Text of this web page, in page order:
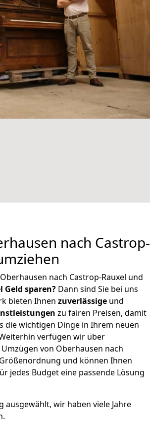
nach Castrop-
nach Castrop-Rauxel und
Geld sparen? Dann sind Sie bei uns
bieten Ihnen zuverlässige und
zu fairen Preisen, damit
die wichtigen Dinge in Ihrem neuen
verfügen wir über
von Oberhausen nach
und können Ihnen
jedes Budget eine passende Lösung
ausgewählt, wir haben viele Jahre